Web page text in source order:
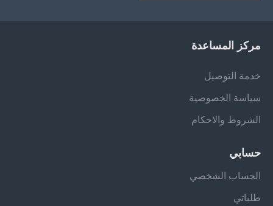
مركز المساعدة
خدمة التوصيل
سياسة الخصوصية
الشروط والاحكام
حسابي
الحساب الشخصي
طلباتي